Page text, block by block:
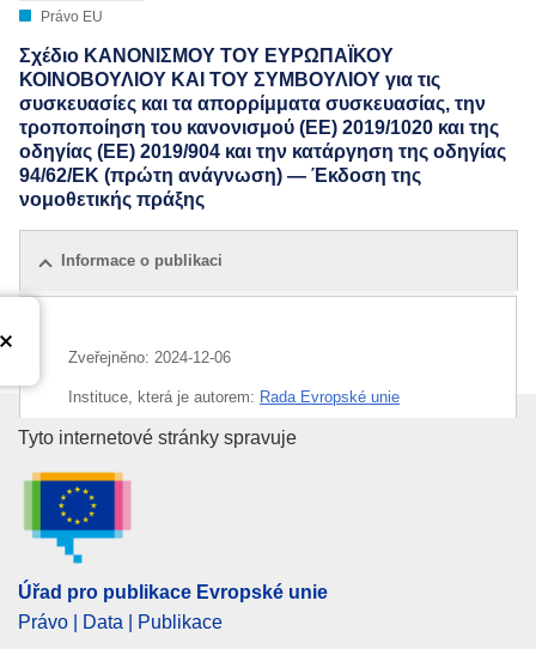
Právo EU
Σχέδιο ΚΑΝΟΝΙΣΜΟΥ ΤΟΥ ΕΥΡΩΠΑΪΚΟΥ
ΚΟΙΝΟΒΟΥΛΙΟΥ ΚΑΙ ΤΟΥ ΣΥΜΒΟΥΛΙΟΥ για τις
συσκευασίες και τα απορρίμματα συσκευασίας, την
τροποποίηση του κανονισμού (ΕΕ) 2019/1020 και της
οδηγίας (ΕΕ) 2019/904 και την κατάργηση της οδηγίας
94/62/ΕΚ (πρώτη ανάγνωση) — Έκδοση της
νομοθετικής πράξης
Informace o publikaci
Zveřejněno: 2024-12-06
Instituce, která je autorem: Rada Evropské unie
IMMC : ST 16533 2024 INIT
Úřad pro publikace Evropské
Tyto internetové stránky spravuje
Úřad pro publikace Evropské unie
Právo | Data | Publikace